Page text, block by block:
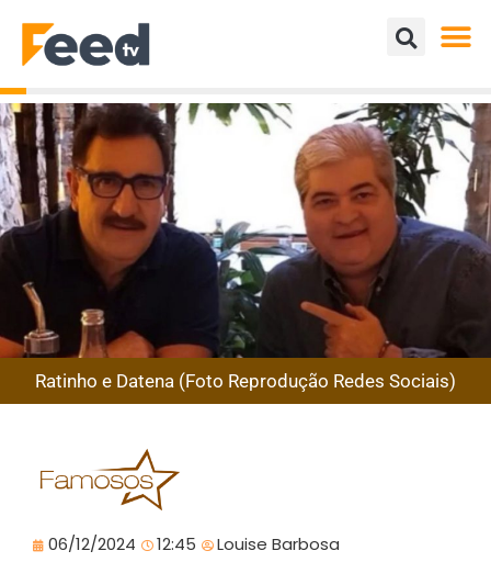
Ratinho e Datena (Foto Reprodução Redes Sociais)
06/12/2024 12:45 Louise Barbosa